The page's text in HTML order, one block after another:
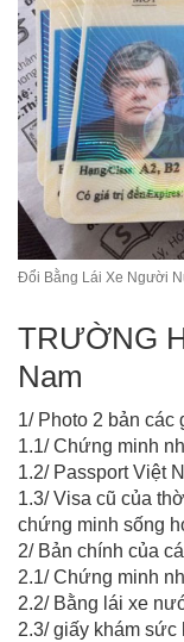
Đổi Bằng Lái Xe Người
TRƯỜNG
Nam
1/ Photo 2 bản các
1.1/ Chứng minh
1.2/ Passport Việt
1.3/ Visa cũ của
chứng minh sống
2/ Bản chính của
2.1/ Chứng minh
2.2/ Bằng lái xe
2.3/ giấy khám sức